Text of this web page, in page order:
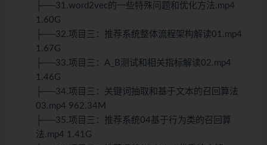
├──31.word2vec的一些特殊问题和优化方法.mp4
1.60G
├──32.项目三：推荐系统整体流程架构解读01.mp4
1.67G
├──33.项目三：A_B测试和相关指标解读02.mp4
1.46G
├──34.项目三：关键词抽取和基于文本的召回算法
03.mp4 962.34M
├──35.项目三：推荐系统04基于行为类的召回算
法.mp4 1.41G